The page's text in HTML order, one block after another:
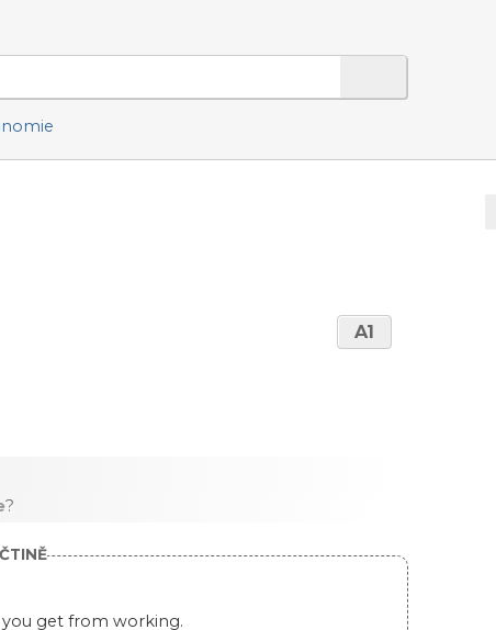
A1
?
get from working.